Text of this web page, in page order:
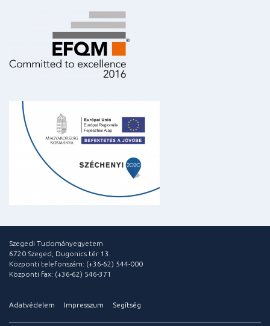
Szegedi Tudományegyetem
6720 Szeged, Dugonics tér 13.
Központi telefonszám: (+36-62) 544-000
Központi fax: (+36-62) 546-371
Adatvédelem Impresszum Segítség